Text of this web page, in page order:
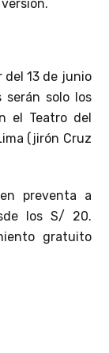
13 de junio
solo los
el Teatro del
(jirón Cruz
preventa a
los S/ 20.
gratuito